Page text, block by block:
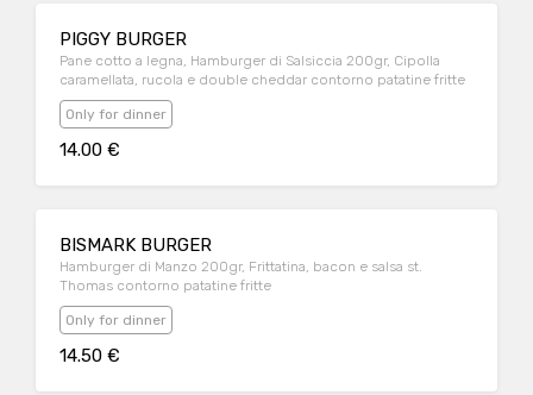
PIGGY BURGER
Pane cotto a legna, Hamburger di Salsiccia 200gr, Cipolla
caramellata, rucola e double cheddar contorno patatine fritte
Only for dinner
14.00 €
BISMARK BURGER
Hamburger di Manzo 200gr, Frittatina, bacon e salsa st.
Thomas contorno patatine fritte
Only for dinner
14.50 €